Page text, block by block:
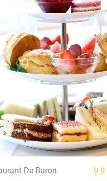
De Baron 9.9